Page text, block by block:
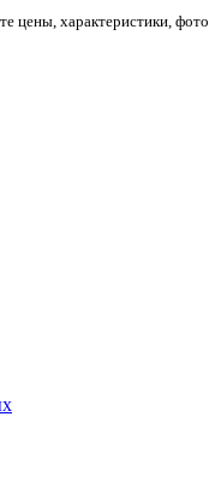
цены, характеристики, фото